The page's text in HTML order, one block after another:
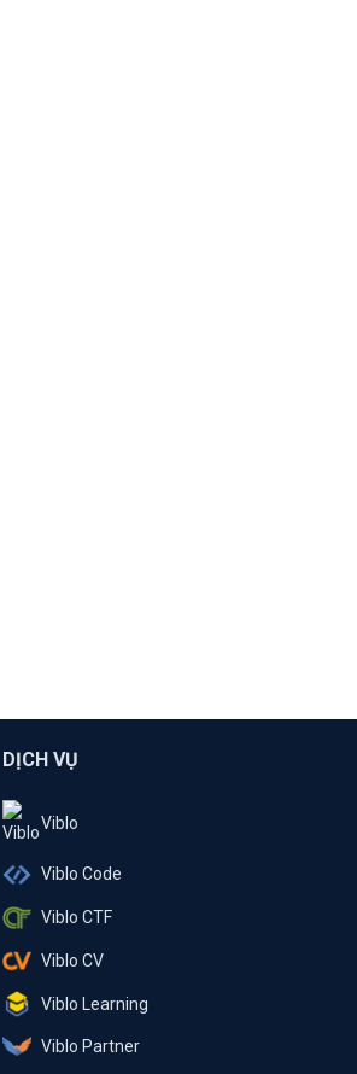
DỊCH VỤ
Viblo
Viblo Code
Viblo CTF
Viblo CV
Viblo Learning
Viblo Partner